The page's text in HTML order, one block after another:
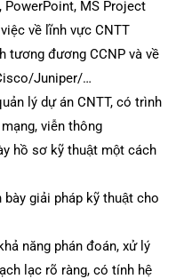
PowerPoint, MS Project
về lĩnh vực CNTT
tương đương CCNP và về
Juniper/…
lý dự án CNTT, có trình
viễn thông
hồ sơ kỹ thuật một cách
giải pháp kỹ thuật cho
năng phán đoán, xử lý
lạc rõ ràng, có tính hệ